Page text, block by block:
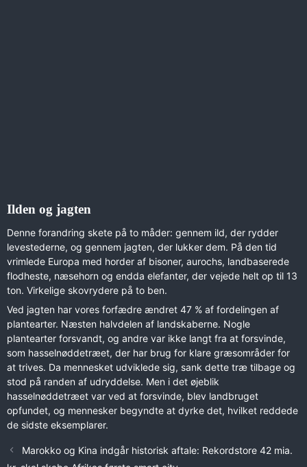
Ilden og jagten
Denne forandring skete på to måder: gennem ild, der rydder
levestederne, og gennem jagten, der lukker dem. På den tid
vrimlede Europa med horder af bisoner, aurochs, landbaserede
flodheste, næsehorn og endda elefanter, der vejede helt op til 13
ton. Virkelige skovrydere på to ben.
Ved jagten har vores forfædre ændret 47 % af fordelingen af
plantearter. Næsten halvdelen af landskaberne. Nogle
plantearter forsvandt, og andre var ikke langt fra at forsvinde,
som hasselnøddetræet, der har brug for klare græsområder for
at trives. Da mennesket udviklede sig, sank dette træ tilbage og
stod på randen af udryddelse. Men i det øjeblik
hasselnøddetræet var ved at forsvinde, blev landbruget
opfundet, og mennesker begyndte at dyrke det, hvilket reddede
de sidste eksemplarer.
Marokko og Kina indgår historisk aftale: Rekordstore 42 mia.